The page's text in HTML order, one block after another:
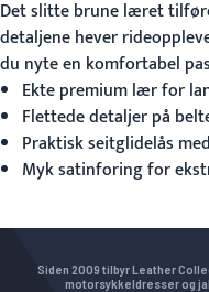
Det slitte brune læret
detaljene hever
du nyte en komfortabel
Ekte premium lær for
Flettede detaljer på
Praktisk seitglidelås
Myk satinforing for
Siden 2009 tilbyr Leather
motorsykkeldresser og